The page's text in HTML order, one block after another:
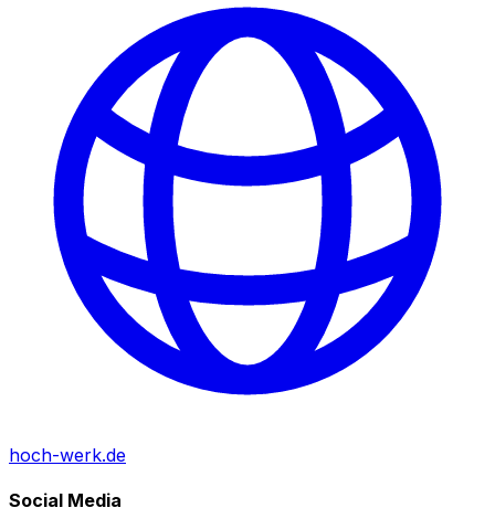
hoch-werk.de
Social Media